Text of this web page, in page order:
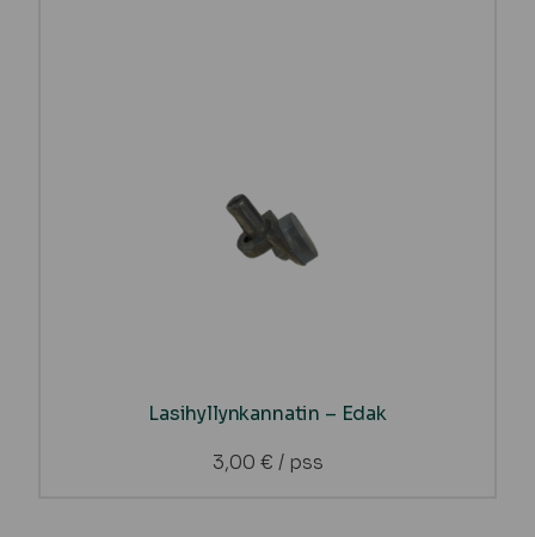
Lasihyllynkannatin – Edak
3,00 € / pss